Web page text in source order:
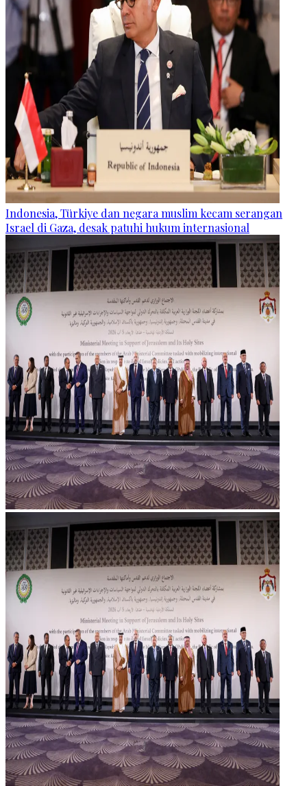
Indonesia, Türkiye dan negara muslim kecam serangan
Israel di Gaza, desak patuhi hukum internasional